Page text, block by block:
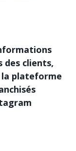
des clients,
la plateforme